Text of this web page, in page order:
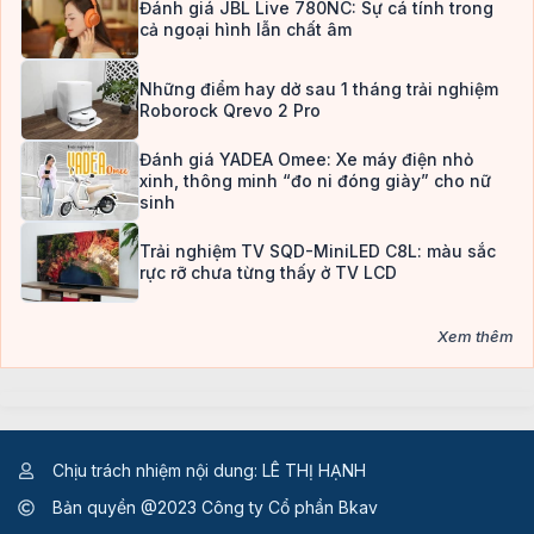
Đánh giá JBL Live 780NC: Sự cá tính trong
cả ngoại hình lẫn chất âm
Những điểm hay dở sau 1 tháng trải nghiệm
Roborock Qrevo 2 Pro
Đánh giá YADEA Omee: Xe máy điện nhỏ
xinh, thông minh “đo ni đóng giày” cho nữ
sinh
Trải nghiệm TV SQD-MiniLED C8L: màu sắc
rực rỡ chưa từng thấy ở TV LCD
Xem thêm
Chịu trách nhiệm nội dung: LÊ THỊ HẠNH
Bản quyền @2023 Công ty Cổ phần Bkav